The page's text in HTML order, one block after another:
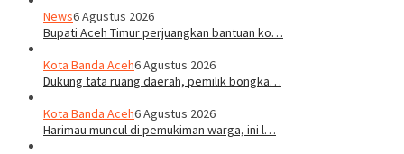
News6 Agustus 2026
Bupati Aceh Timur perjuangkan bantuan ko…
Kota Banda Aceh6 Agustus 2026
Dukung tata ruang daerah, pemilik bongka…
Kota Banda Aceh6 Agustus 2026
Harimau muncul di pemukiman warga, ini l…